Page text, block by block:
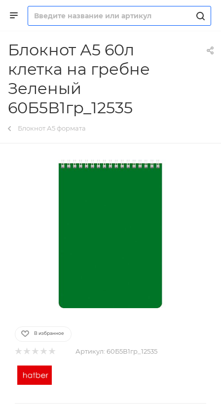
Блокнот А5 60л
клетка на гребне
Зеленый
60Б5В1гр_12535
Блокнот А5 формата
В избранное
Артикул: 60Б5В1гр_12535